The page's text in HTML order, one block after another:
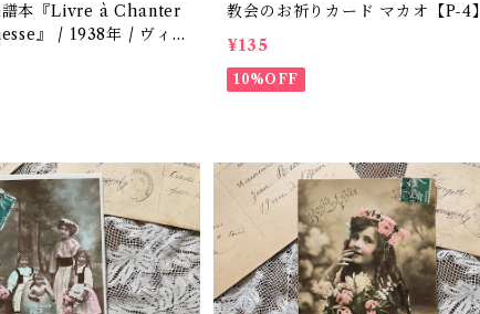
譜本『Livre à Chanter
』 / 1938年 / ヴィ
教材 【P-37】
教会のお祈りカード マカオ【P-4】
¥135
10%OFF